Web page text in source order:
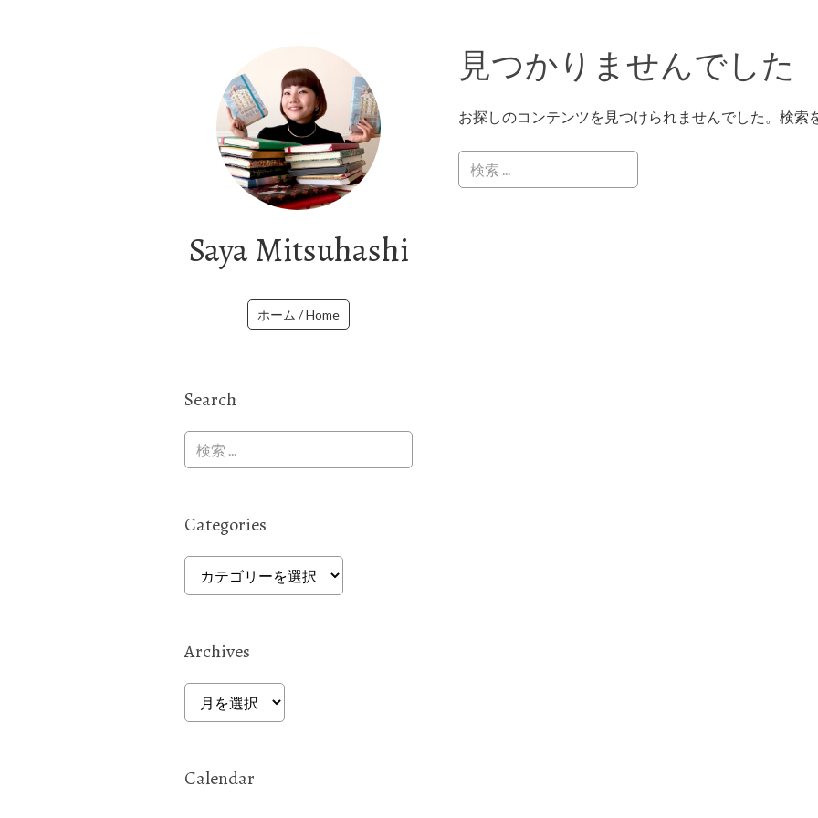
Saya Mitsuhashi
ホーム / Home
見つかりませんでした
お探しのコンテンツを見つけられませんでした。検索
Search
Categories
Categories
Archives
Archives
Calendar